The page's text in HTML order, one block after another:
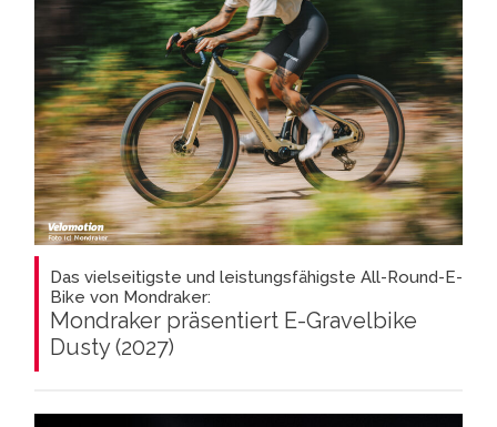
Das vielseitigste und leistungsfähigste All-Round-E-
Bike von Mondraker:
Mondraker präsentiert E-Gravelbike
Dusty (2027)